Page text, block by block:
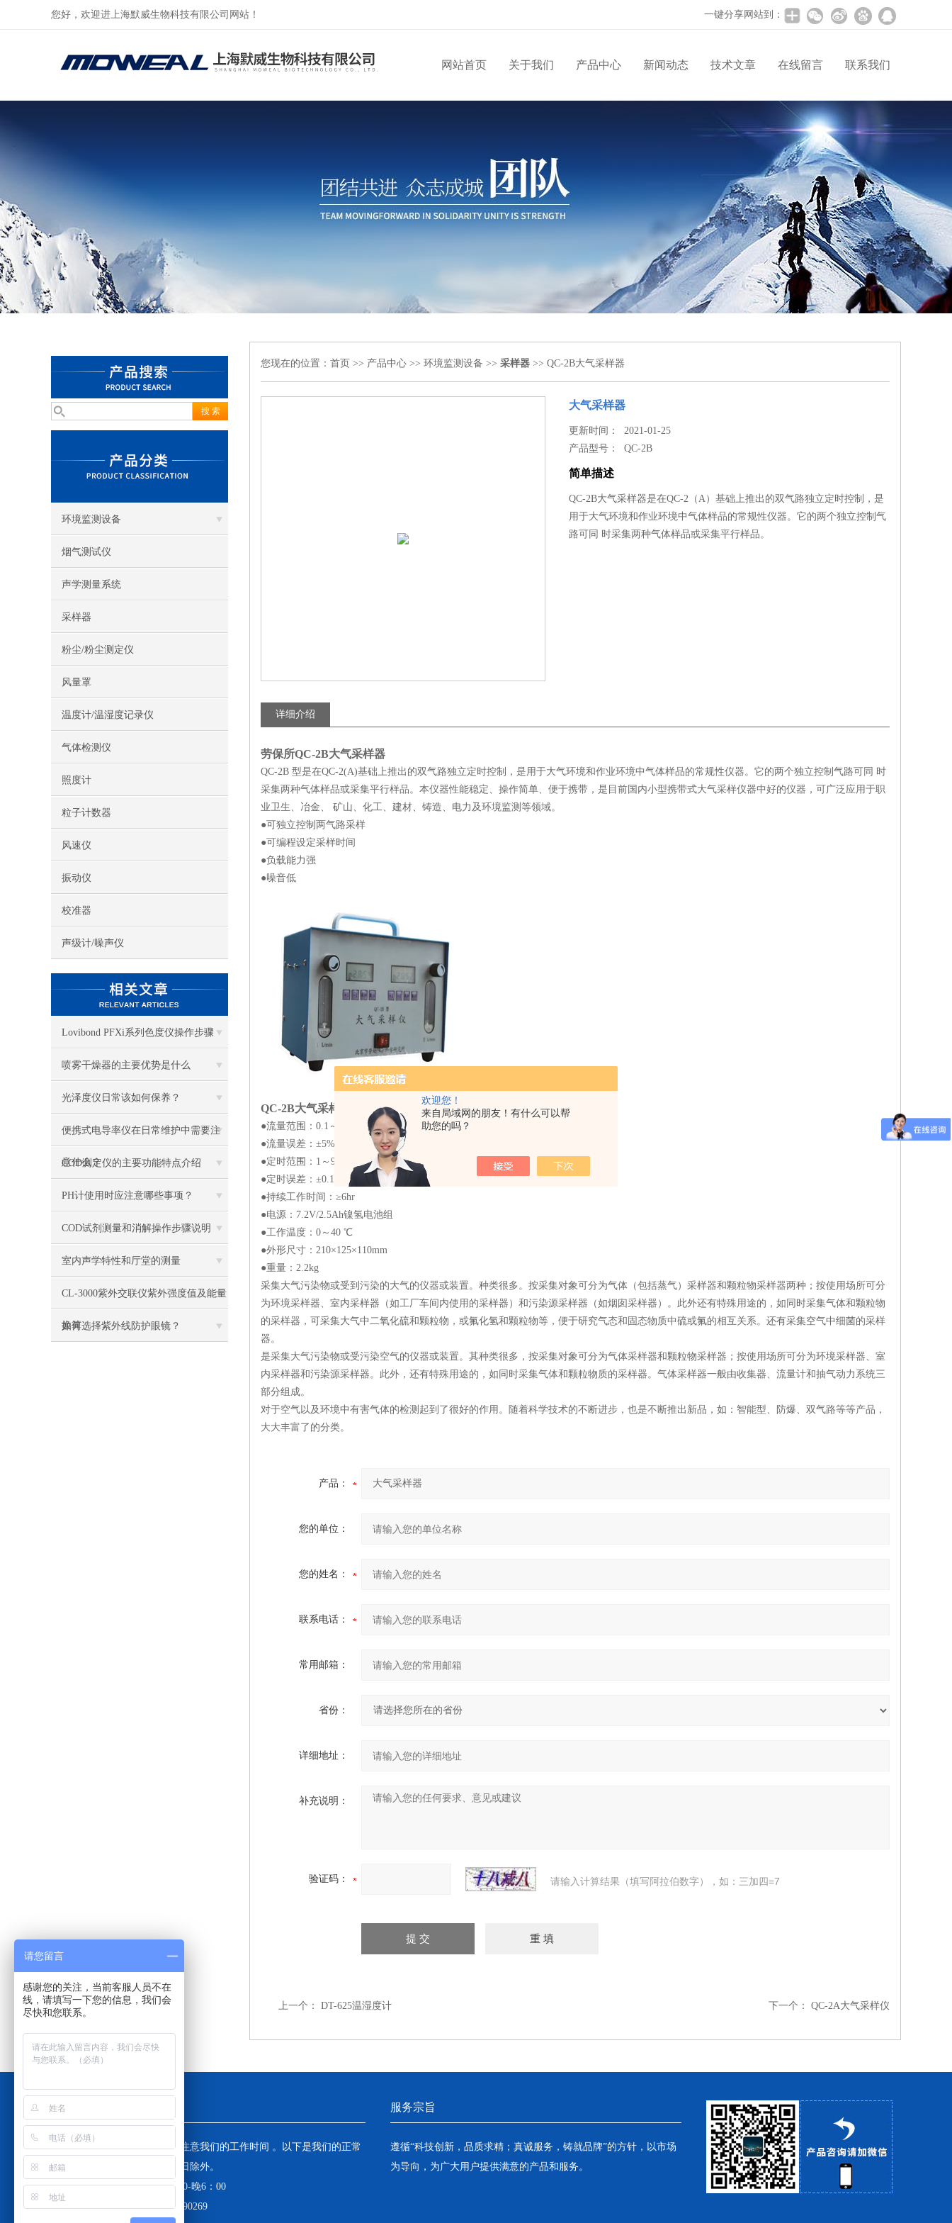
欢迎您！
来自局域网的朋友！有什么可以帮
助您的吗？
您好，欢迎进上海默威生物科技有限公司网站！ 一键分享网站到：
网站首页 关于我们 产品中心 新闻动态 技术文章 在线留言 联系我们
环境监测设备
烟气测试仪
声学测量系统
采样器
粉尘/粉尘测定仪
风量罩
温度计/温湿度记录仪
气体检测仪
照度计
粒子计数器
风速仪
振动仪
校准器
声级计/噪声仪
Lovibond PFXi系列色度仪操作步骤
喷雾干燥器的主要优势是什么
光泽度仪日常该如何保养？
便携式电导率仪在日常维护中需要注
意什么？
COD测定仪的主要功能特点介绍
PH计使用时应注意哪些事项？
COD试剂测量和消解操作步骤说明
室内声学特性和厅堂的测量
CL-3000紫外交联仪紫外强度值及能量
换算
如何选择紫外线防护眼镜？
您现在的位置： 首页 >> 产品中心 >> 环境监测设备 >> 采样器 >> QC-2B大气采样器
大气采样器
更新时间： 2021-01-25
产品型号：QC-2B
简单描述
QC-2B大气采样器是在QC-2（A）基础上推出的双气路独立定时控制，是
用于大气环境和作业环境中气体样品的常规性仪器。它的两个独立控制气
路可同 时采集两种气体样品或采集平行样品。
详细介绍
劳保所QC-2B大气采样器
QC-2B 型是在QC-2(A)基础上推出的双气路独立定时控制，是用于大气环境和作业环境中气体样品的常规性仪器。它的两个独立控制气路可同 时
采集两种气体样品或采集平行样品。本仪器性能稳定、操作简单、便于携带，是目前国内小型携带式大气采样仪器中好的仪器，可广泛应用于职
业卫生、冶金、 矿山、化工、建材、铸造、电力及环境监测等领域。
●可独立控制两气路采样
●可编程设定采样时间
●负载能力强
●噪音低
QC-2B大气采样器
●流量范围：0.1～1.2L/min
●流量误差：±5%
●定时范围：1～99min
●定时误差：±0.1%
●持续工作时间：≥6hr
●电源：7.2V/2.5Ah镍氢电池组
●工作温度：0～40 ℃
●外形尺寸：210×125×110mm
●重量：2.2kg
采集大气污染物或受到污染的大气的仪器或装置。种类很多。按采集对象可分为气体（包括蒸气）采样器和颗粒物采样器两种；按使用场所可分
为环境采样器、室内采样器（如工厂车间内使用的采样器）和污染源采样器（如烟囱采样器）。此外还有特殊用途的，如同时采集气体和颗粒物
的采样器，可采集大气中二氧化硫和颗粒物，或氟化氢和颗粒物等，便于研究气态和固态物质中硫或氟的相互关系。还有采集空气中细菌的采样
器。
是采集大气污染物或受污染空气的仪器或装置。其种类很多，按采集对象可分为气体采样器和颗粒物采样器；按使用场所可分为环境采样器、室
内采样器和污染源采样器。此外，还有特殊用途的，如同时采集气体和颗粒物质的采样器。气体采样器一般由收集器、流量计和抽气动力系统三
部分组成。
对于空气以及环境中有害气体的检测起到了很好的作用。随着科学技术的不断进步，也是不断推出新品，如：智能型、防爆、双气路等等产品，
大大丰富了的分类。
产品：
您的单位：
您的姓名：
联系电话：
常用邮箱：
省份：
详细地址：
补充说明：
验证码： 请输入计算结果（填写阿拉伯数字），如：三加四=7
上一个： DT-625温湿度计 下一个： QC-2A大气采样仪
工作时间
为了避免不必要的等待，敬请注意我们的工作时间 。以下是我们的正常
工作时间，中国大陆法定节假日除外。
工作时间：周一至周五 早8：30-晚6：00
周六、周日值班电话 ：13671890269
服务宗旨
遵循“科技创新，品质求精；真诚服务，铸就品牌”的方针，以市场
为导向，为广大用户提供满意的产品和服务。
请您留言
感谢您的关注，当前客服人员不在
线，请填写一下您的信息，我们会
尽快和您联系。